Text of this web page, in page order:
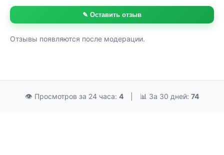
✎ Оставить отзыв
Отзывы появляются после модерации.
👁 Просмотров за 24 часа: 4 📊 За 30 дней: 74